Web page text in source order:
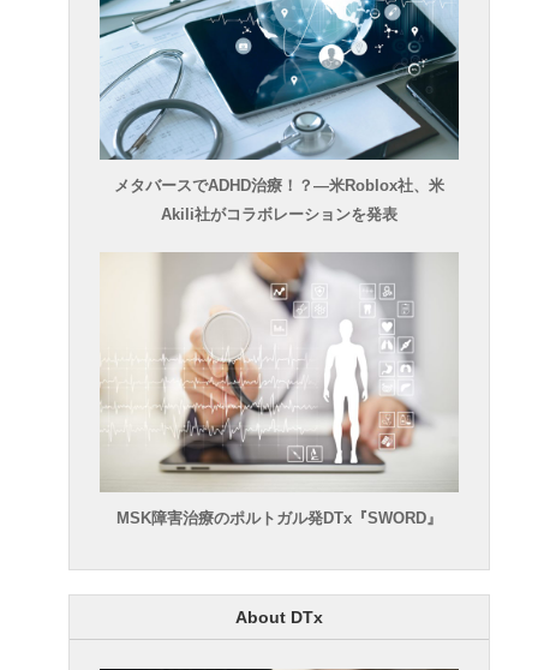
メタバースでADHD治療！？―米Roblox社、米
Akili社がコラボレーションを発表
MSK障害治療のポルトガル発DTx『SWORD』
About DTx